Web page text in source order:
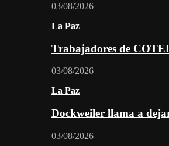
03/08/2026
La Paz
Trabajadores de
03/08/2026
La Paz
Dockweiler llama a
03/08/2026